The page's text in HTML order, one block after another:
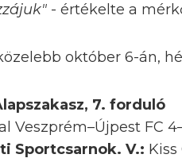
- értékelte a
október 6-án,
7. forduló
Veszprém–Újpest FC
Sportcsarnok. V.: Kiss